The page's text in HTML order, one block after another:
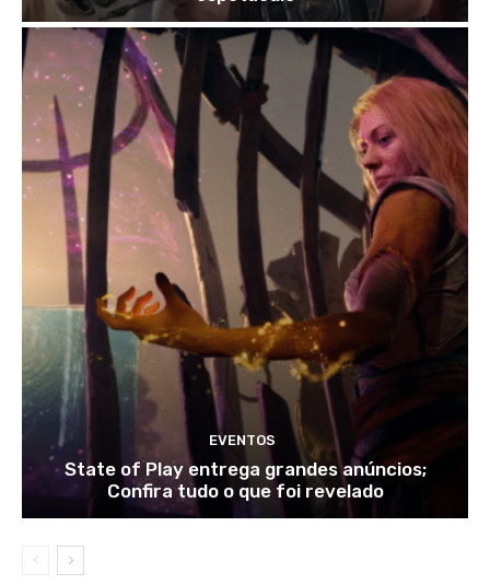
EVENTOS
State of Play entrega grandes anúncios;
Confira tudo o que foi revelado